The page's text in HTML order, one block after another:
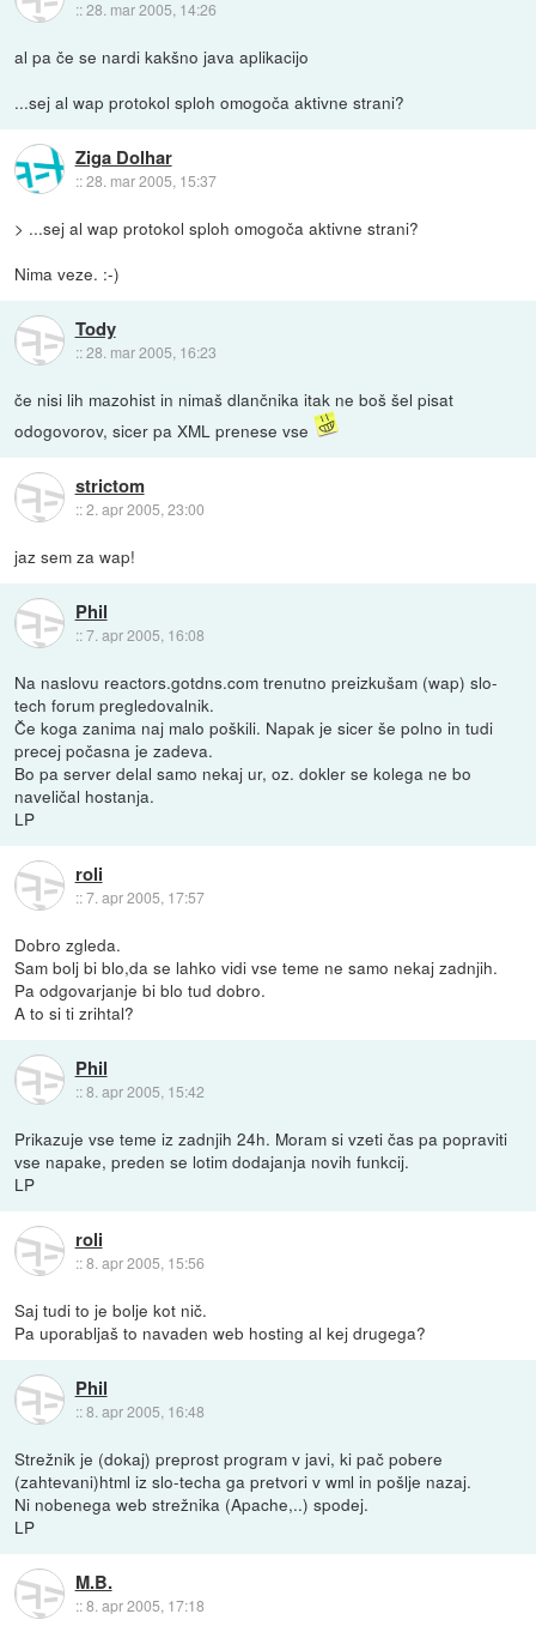
::28. mar 2005, 14:26
al pa če se nardi kakšno java aplikacijo
...sej al wap protokol sploh omogoča aktivne strani?
Ziga Dolhar
::28. mar 2005, 15:37
> ...sej al wap protokol sploh omogoča aktivne strani?
Nima veze. :-)
Tody
::28. mar 2005, 16:23
če nisi lih mazohist in nimaš dlančnika itak ne boš šel pisat
odogovorov, sicer pa XML prenese vse
strictom
::2. apr 2005, 23:00
jaz sem za wap!
Phil
::7. apr 2005, 16:08
Na naslovu reactors.gotdns.com trenutno preizkušam (wap) slo-
tech forum pregledovalnik.
Če koga zanima naj malo poškili. Napak je sicer še polno in tudi
precej počasna je zadeva.
Bo pa server delal samo nekaj ur, oz. dokler se kolega ne bo
naveličal hostanja.
LP
roli
::7. apr 2005, 17:57
Dobro zgleda.
Sam bolj bi blo,da se lahko vidi vse teme ne samo nekaj zadnjih.
Pa odgovarjanje bi blo tud dobro.
A to si ti zrihtal?
Phil
::8. apr 2005, 15:42
Prikazuje vse teme iz zadnjih 24h. Moram si vzeti čas pa popraviti
vse napake, preden se lotim dodajanja novih funkcij.
LP
roli
::8. apr 2005, 15:56
Saj tudi to je bolje kot nič.
Pa uporabljaš to navaden web hosting al kej drugega?
Phil
::8. apr 2005, 16:48
Strežnik je (dokaj) preprost program v javi, ki pač pobere
(zahtevani)html iz slo-techa ga pretvori v wml in pošlje nazaj.
Ni nobenega web strežnika (Apache,..) spodej.
LP
M.B.
::8. apr 2005, 17:18